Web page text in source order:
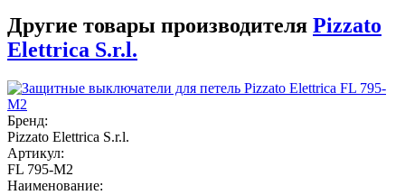
Другие товары производителя Pizzato
Elettrica S.r.l.
Бренд:
Pizzato Elettrica S.r.l.
Артикул:
FL 795-M2
Наименование: